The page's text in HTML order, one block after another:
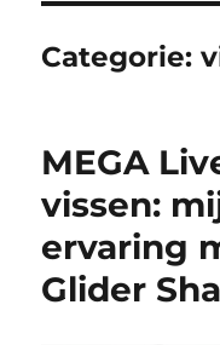
Categorie:
MEGA
vissen:
ervaring
Glider